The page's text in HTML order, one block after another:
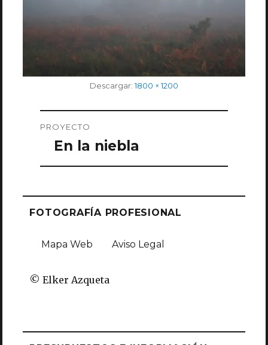
Descargar:completo
1800 × 1200
de
entradas
PROYECTO
En la niebla
FOTOGRAFÍA PROFESIONAL
Mapa Web Aviso Legal
© Elker Azqueta